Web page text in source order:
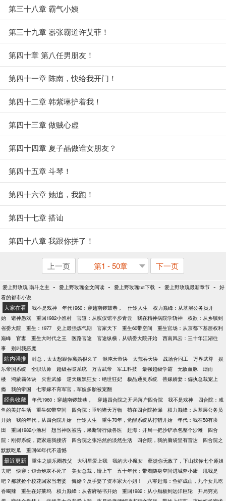
第三十八章 霸气小姨
第三十九章 嚣张霸道许艾菲！
第四十章 第八任男朋友！
第四十一章 陈南，快给我开门！
第四十二章 韩紫琳护着我！
第四十三章 做贼心虚
第四十四章 夏子晶做谁女朋友？
第四十五章 斗琴！
第四十六章 她追，我跑！
第四十七章 搭讪
第四十八章 我跟你拼了！
上一页 第1 - 50章 下一页
爱上野玫瑰 南斗之主 - 爱上野玫瑰全文阅读 - 爱上野玫瑰txt下载 - 爱上野玫瑰最新章节 - 好
看的都市小说
大家在看 我不是戏神 年代1960：穿越南锣鼓巷， 仕途人生
权力巅峰：从基层公务员开
始
诸神愚戏 重回1982小渔村 官道：从殡仪馆平步青云 我在精神病院学斩神
权欲：从乡镇到
省委大院
重生：1977 史上最强炼气期 官家天下 重生60带空间
重生官场：从京都下基层权利
巅峰
官妻 重生大时代之王 医路官途 官途纵横，从镇委大院开始
西南风云：三十年江湖往
事
别叫我恶魔
站内强推 封总，太太想跟你离婚很久了 混沌天帝诀 太荒吞天诀 战场合同工 万界武尊
娱
乐帝国系统
全职法师 超级吞噬系统 万古武帝 军工科技 最强超级学霸 无敌血脉
烟雨
楼
鸿蒙霸体诀 灭世武修 逆天腹黑狂女：绝世狂妃 极品通灵系统
替嫁娇妻：偏执总裁宠上
瘾
我的帝国 七零嫁不育军官，军嫂多胎被宠翻
经典收藏 年代1960：穿越南锣鼓巷， 穿越四合院之开局落户四合院 我不是戏神
四合院：咸
鱼的美好生活
重生60带空间 四合院：垂钓诸天万物 苟在四合院捡漏
权力巅峰：从基层公务员
开始
我的年代，从四合院开始 仕途人生 重生70年，觉醒系统从打猎开始
年代：我在58有块
田
重回1982小渔村 想当神医被告，果断转行做兽医 赶海：开局一把沙铲承包整个沙滩
四合
院：刚得系统，贾家逼我接济
四合院之张浩然的淡然生活 四合院，我的脑袋里有雷达
四合院之
默默吃瓜
重回60年代不遗憾
最近更新 重生之娱乐圈教父 大明星爱上我 我的大小魔女
孽徒你无敌了，下山找你七个师姐
去吧
快穿：短命炮灰不死了 美女总裁，请上车 五十年代：带着随身空间进城奔小康
甩我是
吧？那就捡个校花回家当老婆
悔婚？反手娶了资本家大小姐！
八零赶海：鱼虾成山，九个女儿吃
香喝辣
重生在好莱坞 权力巅峰：从省府秘书开始 重回1982：从小舢板到远洋巨轮
开局穷光